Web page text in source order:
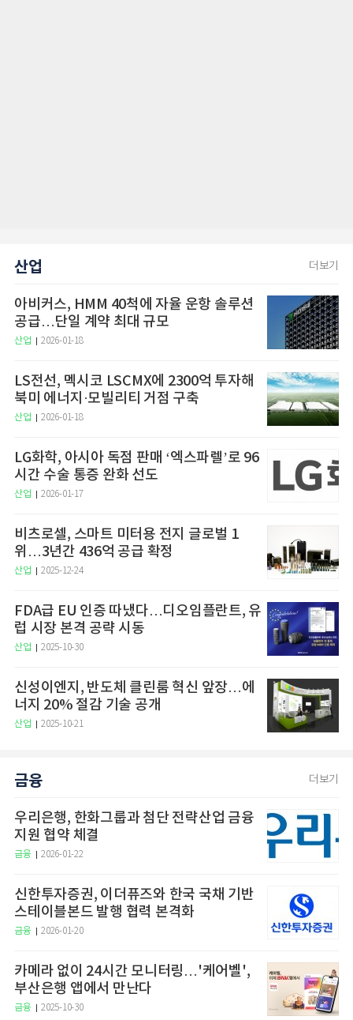
산업 더보기
아비커스, HMM 40척에 자율 운항 솔루션
공급…단일 계약 최대 규모
산업 2026-01-18
LS전선, 멕시코 LSCMX에 2300억 투자해
북미 에너지·모빌리티 거점 구축
산업 2026-01-18
LG화학, 아시아 독점 판매 ‘엑스파렐’로 96
시간 수술 통증 완화 선도
산업 2026-01-17
비츠로셀, 스마트 미터용 전지 글로벌 1
위…3년간 436억 공급 확정
산업 2025-12-24
FDA급 EU 인증 따냈다…디오임플란트, 유
럽 시장 본격 공략 시동
산업 2025-10-30
신성이엔지, 반도체 클린룸 혁신 앞장…에
너지 20% 절감 기술 공개
산업 2025-10-21
금융 더보기
우리은행, 한화그룹과 첨단 전략산업 금융
지원 협약 체결
금융 2026-01-22
신한투자증권, 이더퓨즈와 한국 국채 기반
스테이블본드 발행 협력 본격화
금융 2026-01-20
카메라 없이 24시간 모니터링…'케어벨',
부산은행 앱에서 만난다
금융 2025-10-30